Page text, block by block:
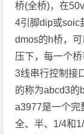
桥(全桥)，在
4引脚dip或soic
dmos的h桥，
压下，每一个
3线串行控制接
的称为abcd3的
a3977是一个完
全、半、1/4和